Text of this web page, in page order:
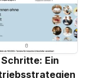
Ein